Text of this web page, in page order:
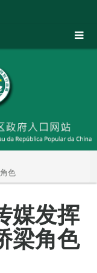
色
媒发挥
梁角色